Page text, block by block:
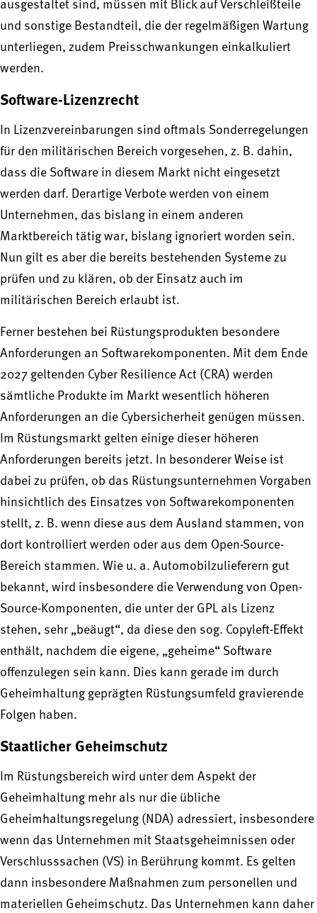
ausgestaltet sind, müssen mit Blick auf Verschleißteile
und sonstige Bestandteil, die der regelmäßigen Wartung
unterliegen, zudem Preisschwankungen einkalkuliert
werden.
Software-Lizenzrecht
In Lizenzvereinbarungen sind oftmals Sonderregelungen
für den militärischen Bereich vorgesehen, z. B. dahin,
dass die Software in diesem Markt nicht eingesetzt
werden darf. Derartige Verbote werden von einem
Unternehmen, das bislang in einem anderen
Marktbereich tätig war, bislang ignoriert worden sein.
Nun gilt es aber die bereits bestehenden Systeme zu
prüfen und zu klären, ob der Einsatz auch im
militärischen Bereich erlaubt ist.
Ferner bestehen bei Rüstungsprodukten besondere
Anforderungen an Softwarekomponenten. Mit dem Ende
2027 geltenden Cyber Resilience Act (CRA) werden
sämtliche Produkte im Markt wesentlich höheren
Anforderungen an die Cybersicherheit genügen müssen.
Im Rüstungsmarkt gelten einige dieser höheren
Anforderungen bereits jetzt. In besonderer Weise ist
dabei zu prüfen, ob das Rüstungsunternehmen Vorgaben
hinsichtlich des Einsatzes von Softwarekomponenten
stellt, z. B. wenn diese aus dem Ausland stammen, von
dort kontrolliert werden oder aus dem Open-Source-
Bereich stammen. Wie u. a. Automobilzulieferern gut
bekannt, wird insbesondere die Verwendung von Open-
Source-Komponenten, die unter der GPL als Lizenz
stehen, sehr „beäugt“, da diese den sog. Copyleft-Effekt
enthält, nachdem die eigene, „geheime“ Software
offenzulegen sein kann. Dies kann gerade im durch
Geheimhaltung geprägten Rüstungsumfeld gravierende
Folgen haben.
Staatlicher Geheimschutz
Im Rüstungsbereich wird unter dem Aspekt der
Geheimhaltung mehr als nur die übliche
Geheimhaltungsregelung (NDA) adressiert, insbesondere
wenn das Unternehmen mit Staatsgeheimnissen oder
Verschlusssachen (VS) in Berührung kommt. Es gelten
dann insbesondere Maßnahmen zum personellen und
materiellen Geheimschutz. Das Unternehmen kann daher